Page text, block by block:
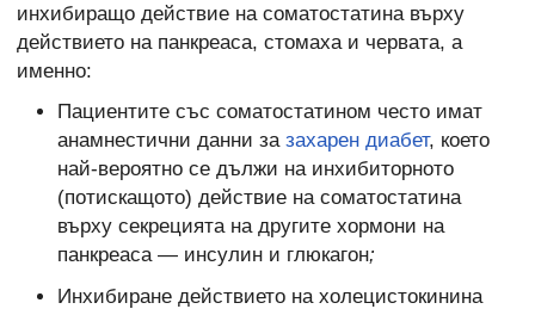
инхибиращо действие на соматостатина върху
действието на панкреаса, стомаха и червата, а
именно:
Пациентите със соматостатином често имат
анамнестични данни за захарен диабет, което
най-вероятно се дължи на инхибиторното
(потискащото) действие на соматостатина
върху секрецията на другите хормони на
панкреаса — инсулин и глюкагон;
Инхибиране действието на холецистокинина